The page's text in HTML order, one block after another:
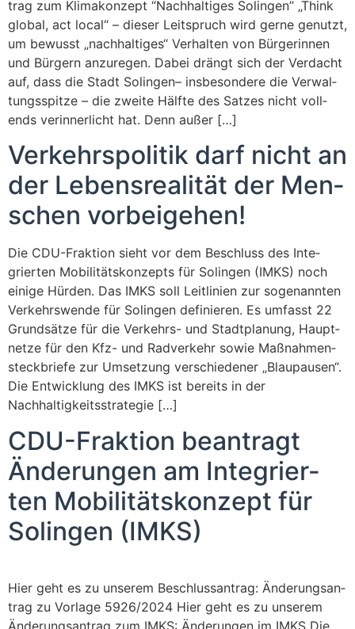
trag zum Kli­ma­kon­zept “Nach­hal­ti­ges Solin­gen” „Think
glo­bal, act local“ – die­ser Leit­spruch wird ger­ne genutzt,
um bewusst „nach­hal­ti­ges“ Ver­hal­ten von Bür­ge­rin­nen
und Bür­gern anzu­re­gen. Dabei drängt sich der Ver­dacht
auf, dass die Stadt Solin­gen– ins­be­son­de­re die Ver­wal­
tungs­spit­ze – die zwei­te Hälf­te des Sat­zes nicht voll­
ends ver­in­ner­licht hat. Denn außer […]
Ver­kehrs­po­li­tik darf nicht an
der Lebens­rea­li­tät der Men­
schen vorbeigehen!
Die CDU-Frak­­ti­on sieht vor dem Beschluss des Inte­
grier­ten Mobi­li­täts­kon­zepts für Solin­gen (IMKS) noch
eini­ge Hür­den. Das IMKS soll Leit­li­ni­en zur soge­nann­ten
Ver­kehrs­wen­de für Solin­gen defi­nie­ren. Es umfasst 22
Grund­sät­ze für die Ver­­kehrs- und Stadt­pla­nung, Haupt­
net­ze für den Kfz- und Rad­ver­kehr sowie Maß­nah­men­
steck­brie­fe zur Umset­zung ver­schie­de­ner „Blau­pau­sen“.
Die Ent­wick­lung des IMKS ist bereits in der
Nachhaltigkeitsstrategie […]
CDU-Frak­ti­on bean­tragt
Ände­run­gen am Inte­grier­
ten Mobi­li­täts­kon­zept für
Solin­gen (IMKS)
Hier geht es zu unse­rem Beschluss­an­trag: Ände­rungs­an­
trag zu Vor­la­ge 5926/2024 Hier geht es zu unse­rem
Ände­rungs­an­trag zum IMKS: Ände­run­gen im IMKS Die